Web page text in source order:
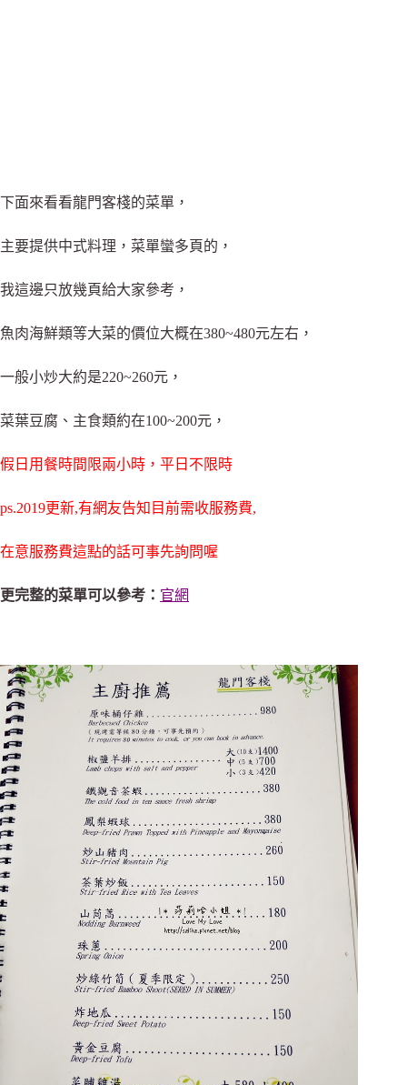
下面來看看龍門客棧的菜單，
主要提供中式料理，菜單蠻多頁的，
我這邊只放幾頁給大家參考，
魚肉海鮮類等大菜的價位大概在380~480元左右，
一般小炒大約是220~260元，
菜葉豆腐、主食類約在100~200元，
假日用餐時間限兩小時，平日不限時
ps.2019更新,有網友告知目前需收服務費,
在意服務費這點的話可事先詢問喔
更完整的菜單可以參考： 官網